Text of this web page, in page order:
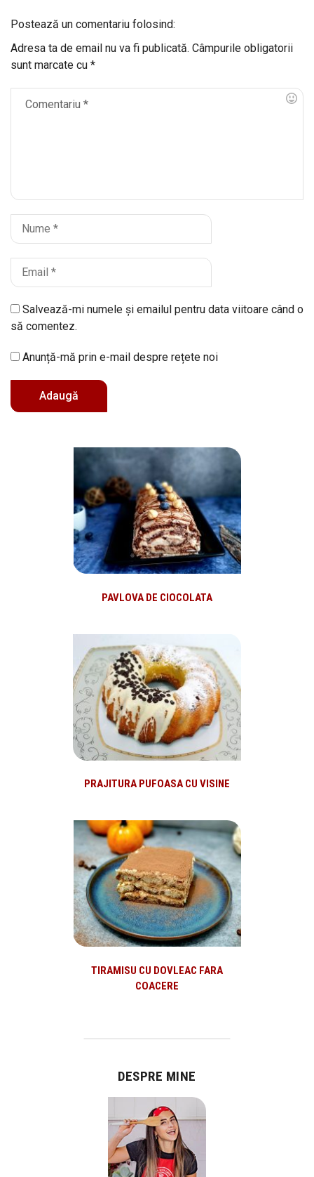
Postează un comentariu folosind:
Adresa ta de email nu va fi publicată. Câmpurile obligatorii
sunt marcate cu *
Salvează-mi numele și emailul pentru data viitoare când o
să comentez.
Anunță-mă prin e-mail despre rețete noi
PAVLOVA DE CIOCOLATA
PRAJITURA PUFOASA CU VISINE
TIRAMISU CU DOVLEAC FARA
COACERE
DESPRE MINE